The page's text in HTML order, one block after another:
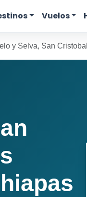
Vuelos
y Selva, San